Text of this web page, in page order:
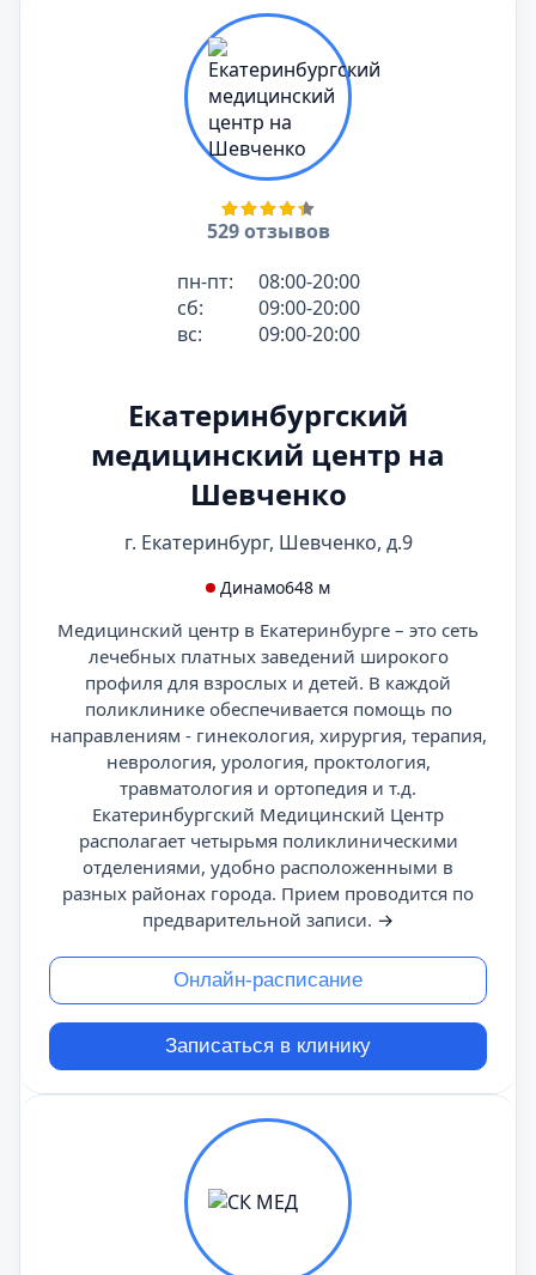
529 отзывов
пн-пт:
08:00-20:00
сб:
09:00-20:00
вс:
09:00-20:00
Екатеринбургский
медицинский центр на
Шевченко
г. Екатеринбург, Шевченко, д.9
Динамо648 м
Медицинский центр в Екатеринбурге – это сеть
лечебных платных заведений широкого
профиля для взрослых и детей. В каждой
поликлинике обеспечивается помощь по
направлениям - гинекология, хирургия, терапия,
неврология, урология, проктология,
травматология и ортопедия и т.д.
Екатеринбургский Медицинский Центр
располагает четырьмя поликлиническими
отделениями, удобно расположенными в
разных районах города. Прием проводится по
предварительной записи. →
Онлайн-расписание
Записаться в клинику